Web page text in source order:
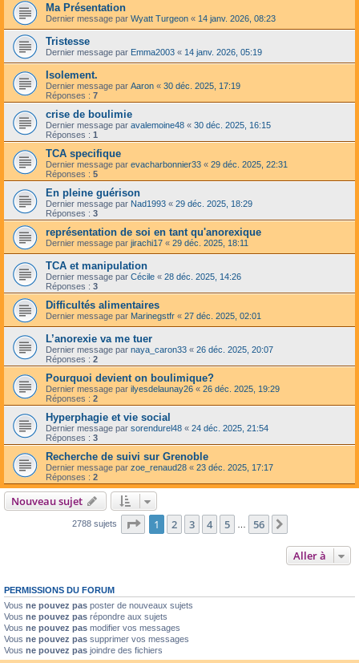
Ma Présentation
Dernier message par Wyatt Turgeon « 14 janv. 2026, 08:23
Tristesse
Dernier message par Emma2003 « 14 janv. 2026, 05:19
Isolement.
Dernier message par Aaron « 30 déc. 2025, 17:19
Réponses : 7
crise de boulimie
Dernier message par avalemoine48 « 30 déc. 2025, 16:15
Réponses : 1
TCA specifique
Dernier message par evacharbonnier33 « 29 déc. 2025, 22:31
Réponses : 5
En pleine guérison
Dernier message par Nad1993 « 29 déc. 2025, 18:29
Réponses : 3
représentation de soi en tant qu'anorexique
Dernier message par jirachi17 « 29 déc. 2025, 18:11
TCA et manipulation
Dernier message par Cécile « 28 déc. 2025, 14:26
Réponses : 3
Difficultés alimentaires
Dernier message par Marinegstfr « 27 déc. 2025, 02:01
L’anorexie va me tuer
Dernier message par naya_caron33 « 26 déc. 2025, 20:07
Réponses : 2
Pourquoi devient on boulimique?
Dernier message par ilyesdelaunay26 « 26 déc. 2025, 19:29
Réponses : 2
Hyperphagie et vie social
Dernier message par sorendurel48 « 24 déc. 2025, 21:54
Réponses : 3
Recherche de suivi sur Grenoble
Dernier message par zoe_renaud28 « 23 déc. 2025, 17:17
Réponses : 2
Nouveau sujet
2788 sujets Page 1sur56
1 2 3 4 5 56
Aller à
PERMISSIONS DU FORUM
Vous ne pouvez pas poster de nouveaux sujets
Vous ne pouvez pas répondre aux sujets
Vous ne pouvez pas modifier vos messages
Vous ne pouvez pas supprimer vos messages
Vous ne pouvez pas joindre des fichiers